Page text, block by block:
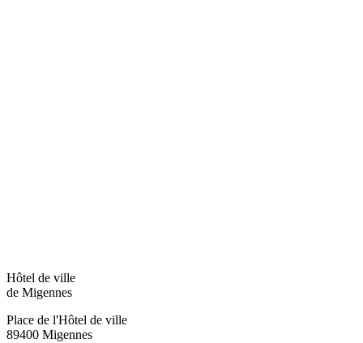
Hôtel de ville
de Migennes
Place de l'Hôtel de ville
89400 Migennes